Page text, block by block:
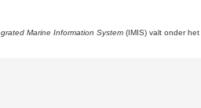
Marine Information System (IMIS) valt onder het